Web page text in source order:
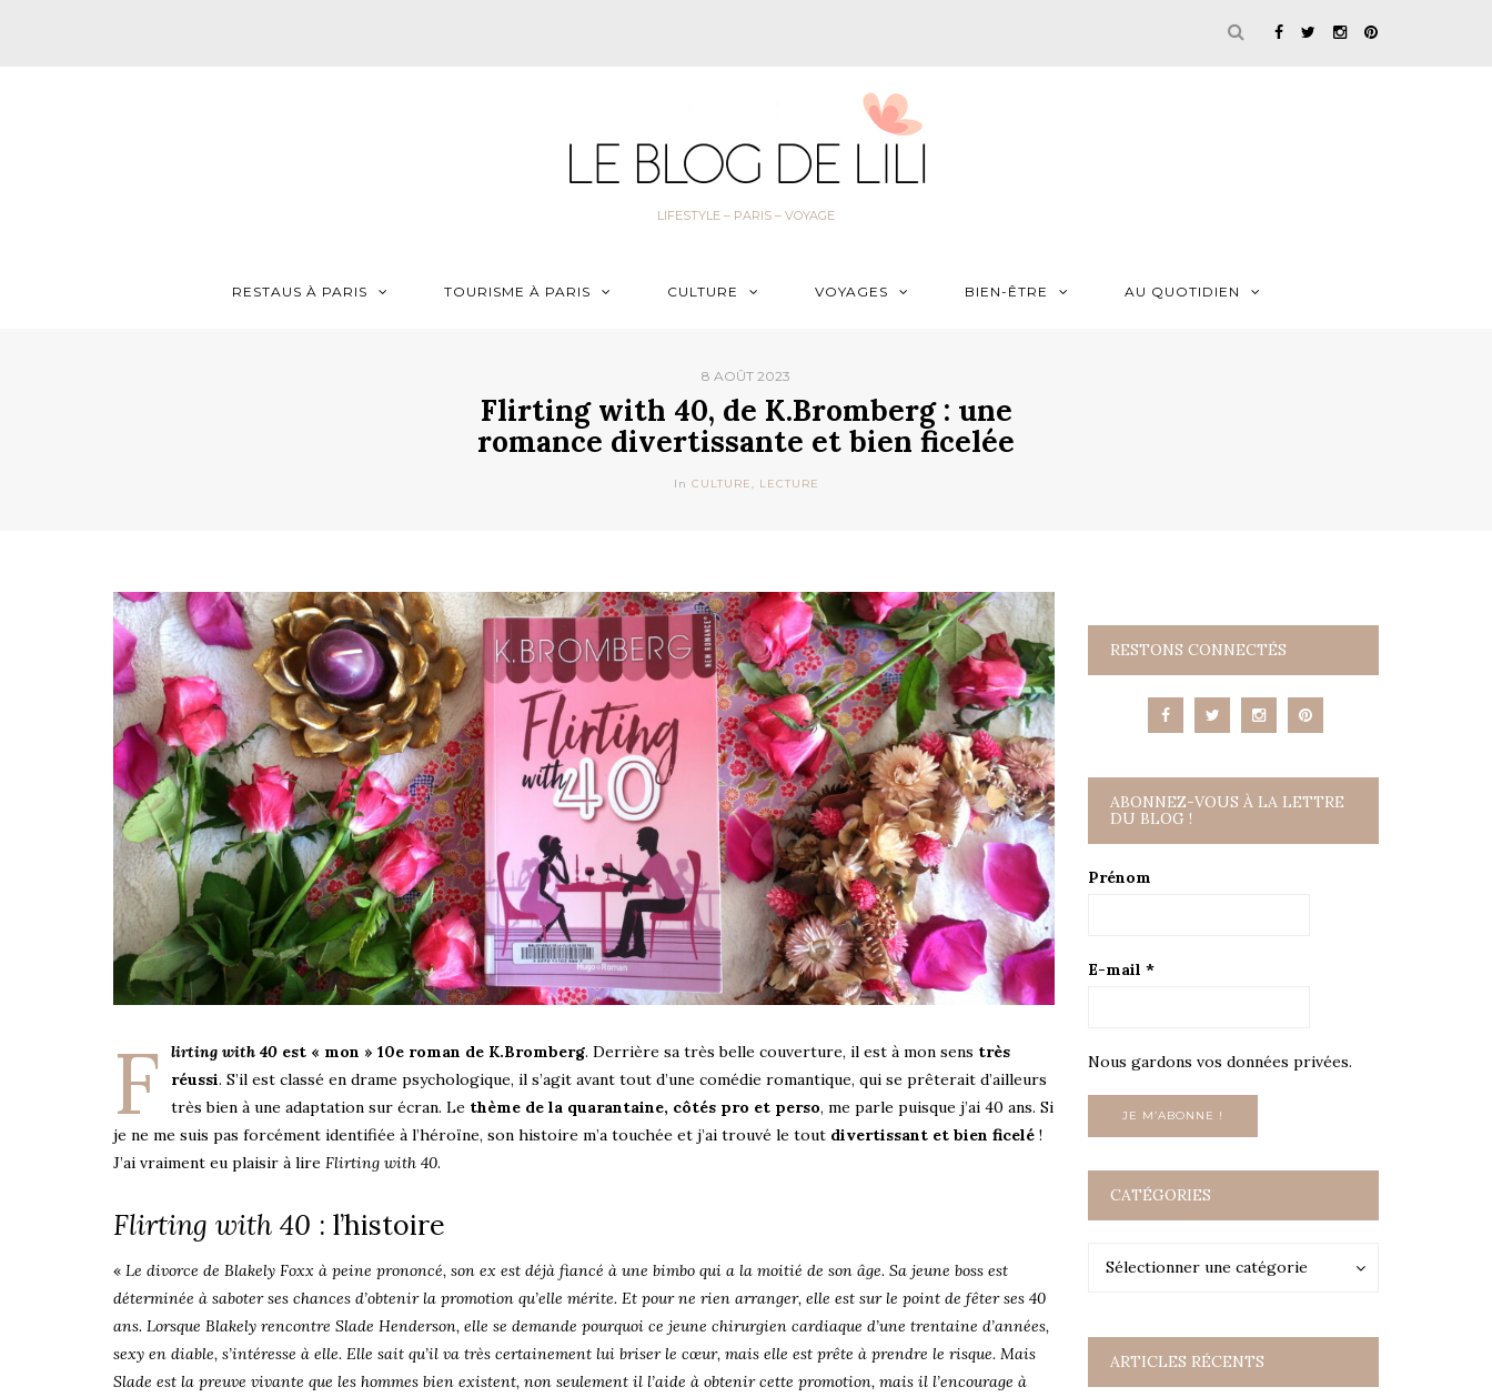
LIFESTYLE – PARIS – VOYAGE
RESTAUS À PARIS TOURISME À PARIS CULTURE VOYAGES BIEN-ÊTRE AU QUOTIDIEN
8 AOÛT 2023
Flirting with 40, de K.Bromberg : une
romance divertissante et bien ficelée
In CULTURE, LECTURE
F lirting with 40 est « mon » 10e roman de K.Bromberg. Derrière sa très belle couverture, il est à mon sens très
réussi. S’il est classé en drame psychologique, il s’agit avant tout d’une comédie romantique, qui se prêterait d’ailleurs
très bien à une adaptation sur écran. Le thème de la quarantaine, côtés pro et perso, me parle puisque j’ai 40 ans. Si
je ne me suis pas forcément identifiée à l’héroïne, son histoire m’a touchée et j’ai trouvé le tout divertissant et bien ficelé !
J’ai vraiment eu plaisir à lire Flirting with 40.
Flirting with 40 : l’histoire
« Le divorce de Blakely Foxx à peine prononcé, son ex est déjà fiancé à une bimbo qui a la moitié de son âge. Sa jeune boss est
déterminée à saboter ses chances d’obtenir la promotion qu’elle mérite. Et pour ne rien arranger, elle est sur le point de fêter ses 40
ans. Lorsque Blakely rencontre Slade Henderson, elle se demande pourquoi ce jeune chirurgien cardiaque d’une trentaine d’années,
sexy en diable, s’intéresse à elle. Elle sait qu’il va très certainement lui briser le cœur, mais elle est prête à prendre le risque. Mais
Slade est la preuve vivante que les hommes bien existent, non seulement il l’aide à obtenir cette promotion, mais il l’encourage à
RESTONS CONNECTÉS
ABONNEZ-VOUS À LA LETTRE
DU BLOG !
Prénom
E-mail *
Nous gardons vos données privées.
CATÉGORIES
Sélectionner une catégorie
Catégories
ARTICLES RÉCENTS